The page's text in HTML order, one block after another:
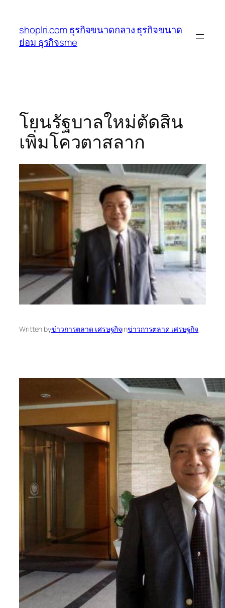
เนื้อหา
shoplri.com ธุรกิจขนาดกลาง ธุรกิจขนาด
ย่อม ธุรกิจsme
โยนรัฐบาลใหม่ตัดสิน
เพิ่มโควตาสลาก
Written byข่าวการตลาด เศรษฐกิจinข่าวการตลาด เศรษฐกิจ